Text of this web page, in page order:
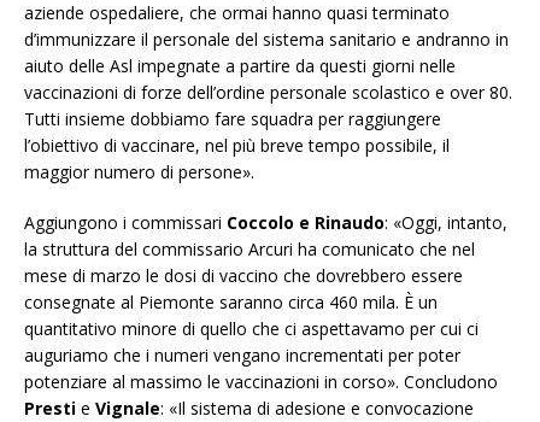
aziende ospedaliere, che ormai hanno quasi terminato
d’immunizzare il personale del sistema sanitario e andranno in
aiuto delle Asl impegnate a partire da questi giorni nelle
vaccinazioni di forze dell’ordine personale scolastico e over 80.
Tutti insieme dobbiamo fare squadra per raggiungere
l’obiettivo di vaccinare, nel più breve tempo possibile, il
maggior numero di persone».
Aggiungono i commissari Coccolo e Rinaudo: «Oggi, intanto,
la struttura del commissario Arcuri ha comunicato che nel
mese di marzo le dosi di vaccino che dovrebbero essere
consegnate al Piemonte saranno circa 460 mila. È un
quantitativo minore di quello che ci aspettavamo per cui ci
auguriamo che i numeri vengano incrementati per poter
potenziare al massimo le vaccinazioni in corso». Concludono
Presti e Vignale: «Il sistema di adesione e convocazione